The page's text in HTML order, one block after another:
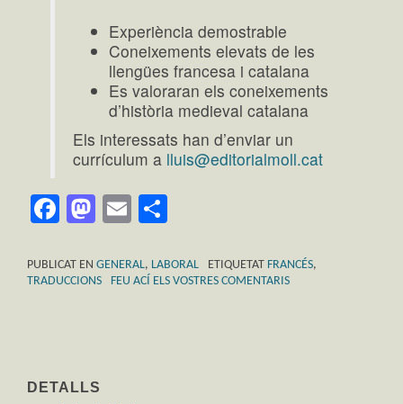
Experiència demostrable
Coneixements elevats de les
llengües francesa i catalana
Es valoraran els coneixements
d’història medieval catalana
Els interessats han d’enviar un
currículum a lluis@editorialmoll.cat
Facebook
Mastodon
Email
PUBLICAT EN GENERAL, LABORAL ETIQUETAT FRANCÉS,
TRADUCCIONS
FEU ACÍ ELS VOSTRES COMENTARIS
DETALLS